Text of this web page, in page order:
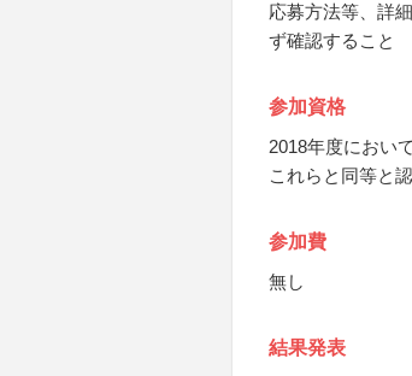
応募方法等、詳
ず確認すること
参加資格
2018年度におい
これらと同等と
参加費
無し
結果発表